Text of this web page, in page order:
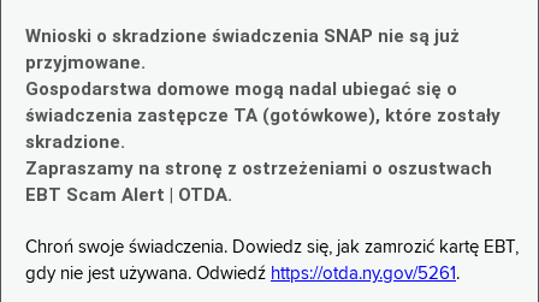
Wnioski o skradzione świadczenia SNAP nie są już
przyjmowane.
Gospodarstwa domowe mogą nadal ubiegać się o
świadczenia zastępcze TA (gotówkowe), które zostały
skradzione.
Zapraszamy na stronę z ostrzeżeniami o oszustwach
EBT Scam Alert | OTDA.
Chroń swoje świadczenia. Dowiedz się, jak zamrozić kartę EBT,
gdy nie jest używana. Odwiedź https://otda.ny.gov/5261 .